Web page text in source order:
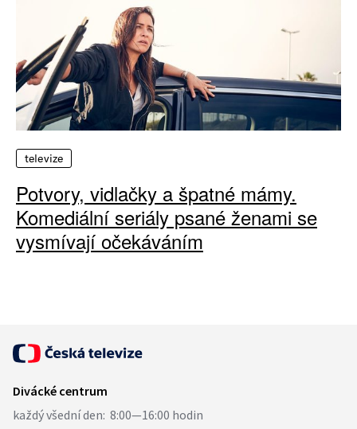
televize
Potvory, vidlačky a špatné mámy.
Komediální seriály psané ženami se
vysmívají očekáváním